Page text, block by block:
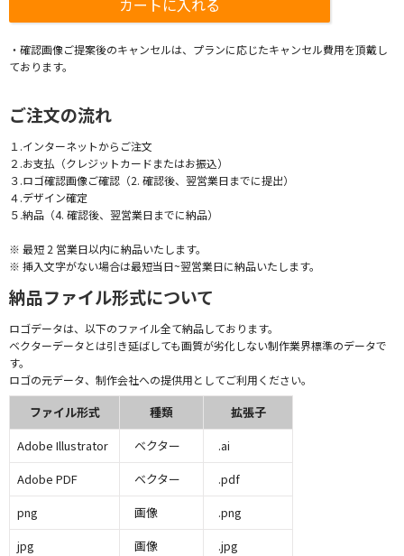
・確認画像ご提案後のキャンセルは、プランに応じたキャンセル費用を頂戴し
ております。
ご注文の流れ
１.インターネットからご注文
２.お支払（クレジットカードまたはお振込）
３.ロゴ確認画像ご確認（2. 確認後、翌営業日までに提出）
４.デザイン確定
５.納品（4. 確認後、翌営業日までに納品）
※ 最短 2 営業日以内に納品いたします。
※ 挿入文字がない場合は最短当日~翌営業日に納品いたします。
納品ファイル形式について
ロゴデータは、以下のファイル全て納品しております。
ベクターデータとは引き延ばしても画質が劣化しない制作業界標準のデータで
す。
ロゴの元データ、制作会社への提供用としてご利用ください。
ファイル形式 種類
拡張子
Adobe Illustrator
ベクター
.ai
Adobe PDF
ベクター
.pdf
png
画像
.png
jpg
画像
.jpg